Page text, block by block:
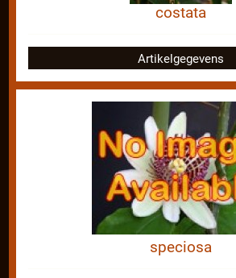
costata
Artikelgegevens
speciosa